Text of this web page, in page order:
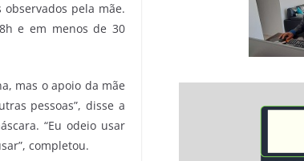
pela mãe.
e em menos de 30
mas o apoio da mãe
pessoas”, disse a
“Eu odeio usar
completou.